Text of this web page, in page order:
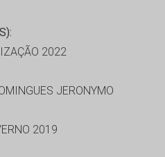
2022
JERONYMO
2019